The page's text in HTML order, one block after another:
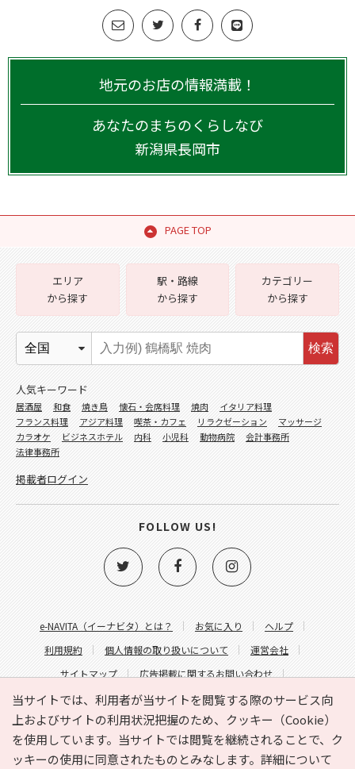
地元のお店の情報満載！
あなたのまちのくらしなび
新潟県長岡市
PAGE TOP
当サイトでは、利用者が当サイトを閲覧する際のサービス向
上およびサイトの利用状況把握のため、クッキー（Cookie）
を使用しています。当サイトでは閲覧を継続されることで、ク
ッキーの使用に同意されたものとみなします。詳細について
e-NAVITA（イーナビタ）とは？ お気に入り
ヘルプ
利用規約
個人情報の取り扱いについて
運営会社
サイトマップ
広告掲載に関するお問い合わせ
サイトの内容に関するお問い合わせ
エリア
から探す
駅・路線
から探す
カテゴリー
から探す
検索
人気キーワード
居酒屋 和食 焼き鳥 懐石・会席料理 焼肉
イタリア料理
フランス料理
アジア料理 喫茶・カフェ リラクゼーション
マッサージ
カラオケ
ビジネスホテル 内科 小児科 動物病院
会計事務所
法律事務所
掲載者ログイン
FOLLOW US!